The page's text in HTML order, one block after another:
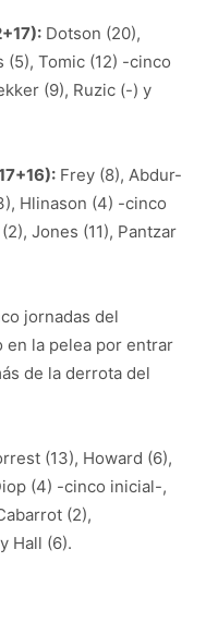
Dotson (20),
(5), Tomic (12) -cinco
(9), Ruzic (-) y
Frey (8), Abdur-
Hlinason (4) -cinco
Jones (11), Pantzar
jornadas del
en la pelea por entrar
de la derrota del
(13), Howard (6),
(4) -cinco inicial-,
(2),
Hall (6).